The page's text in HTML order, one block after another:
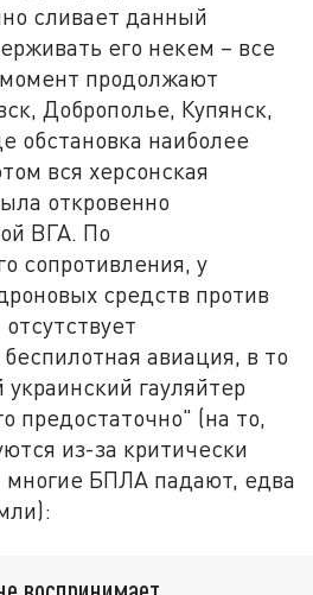
сливает данный
его некем – все
продолжают
Доброполье, Купянск,
обстановка наиболее
вся херсонская
откровенно
ВГА. По
сопротивления, у
средств против
авиация, в то
гауляйтер
предостаточно" (на то,
из-за критически
многие БПЛА падают, едва